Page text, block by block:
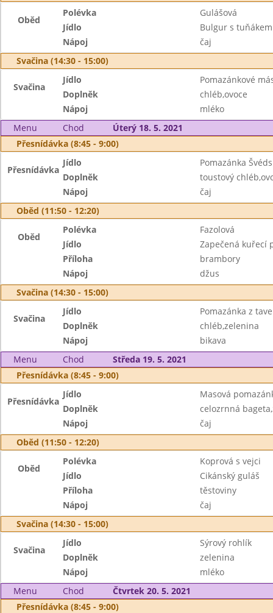
Oběd
Polévka
Gulášová
Jídlo
Bulgur s
Nápoj
čaj
Svačina (14:30 - 15:00)
Svačina
Jídlo
Pomazánkové
Doplněk
chléb,ovoce
Nápoj
mléko
Menu
Chod
Úterý 18. 5. 2021
Přesnídávka (8:45 - 9:00)
Přesnídávka
Jídlo
Pomazánka
Doplněk
toustový
Nápoj
čaj
Oběd (11:50 - 12:20)
Oběd
Polévka
Fazolová
Jídlo
Zapečená kuřecí
Příloha
brambory
Nápoj
džus
Svačina (14:30 - 15:00)
Svačina
Jídlo
Pomazánka z
Doplněk
chléb,zelenina
Nápoj
bikava
Menu
Chod
Středa 19. 5. 2021
Přesnídávka (8:45 - 9:00)
Přesnídávka
Jídlo
Masová
Doplněk
celozrnná
Nápoj
čaj
Oběd (11:50 - 12:20)
Oběd
Polévka
Koprová s vejci
Jídlo
Cikánský guláš
Příloha
těstoviny
Nápoj
čaj
Svačina (14:30 - 15:00)
Svačina
Jídlo
Sýrový rohlík
Doplněk
zelenina
Nápoj
mléko
Menu
Chod
Čtvrtek 20. 5. 2021
Přesnídávka (8:45 - 9:00)